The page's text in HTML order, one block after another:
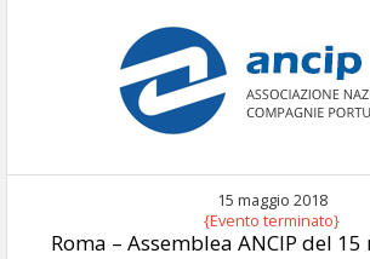
15 maggio 2018
{Evento terminato}
Roma – Assemblea ANCIP del